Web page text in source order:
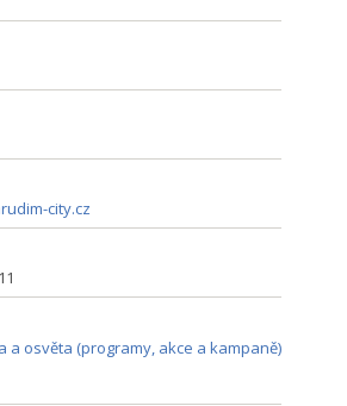
city.cz
a osvěta (programy, akce a kampaně)